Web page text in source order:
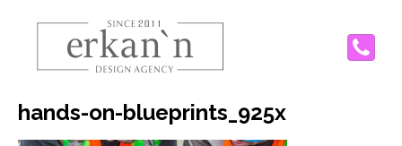
hands-on-blueprints_925x